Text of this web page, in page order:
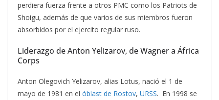
perdiera fuerza frente a otros PMC como los Patriots de
Shoigu, además de que varios de sus miembros fueron
absorbidos por el ejercito regular ruso.
Liderazgo de Anton Yelizarov, de Wagner a África
Corps
Anton Olegovich Yelizarov, alias Lotus, nació el 1 de
mayo de 1981 en el óblast de Rostov, URSS. En 1998 se